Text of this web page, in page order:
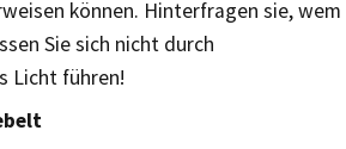
können. Hinterfragen sie, wem
Sie sich nicht durch
Licht führen!